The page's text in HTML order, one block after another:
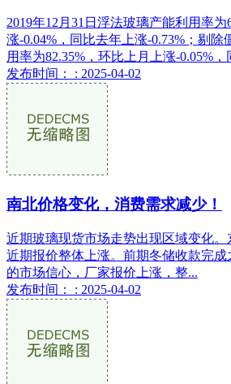
2019年12月31日浮法玻璃产能利用率为
涨-0.04%，同比去年上涨-0.73%；剔除
用率为82.35%，环比上月上涨-0.05%，
发布时间： : 2025-04-02
南北价格变化，消费需求减少！
近期玻璃现货市场走势出现区域变化
近期报价整体上涨。前期冬储收款完
的市场信心，厂家报价上涨，整...
发布时间： : 2025-04-02